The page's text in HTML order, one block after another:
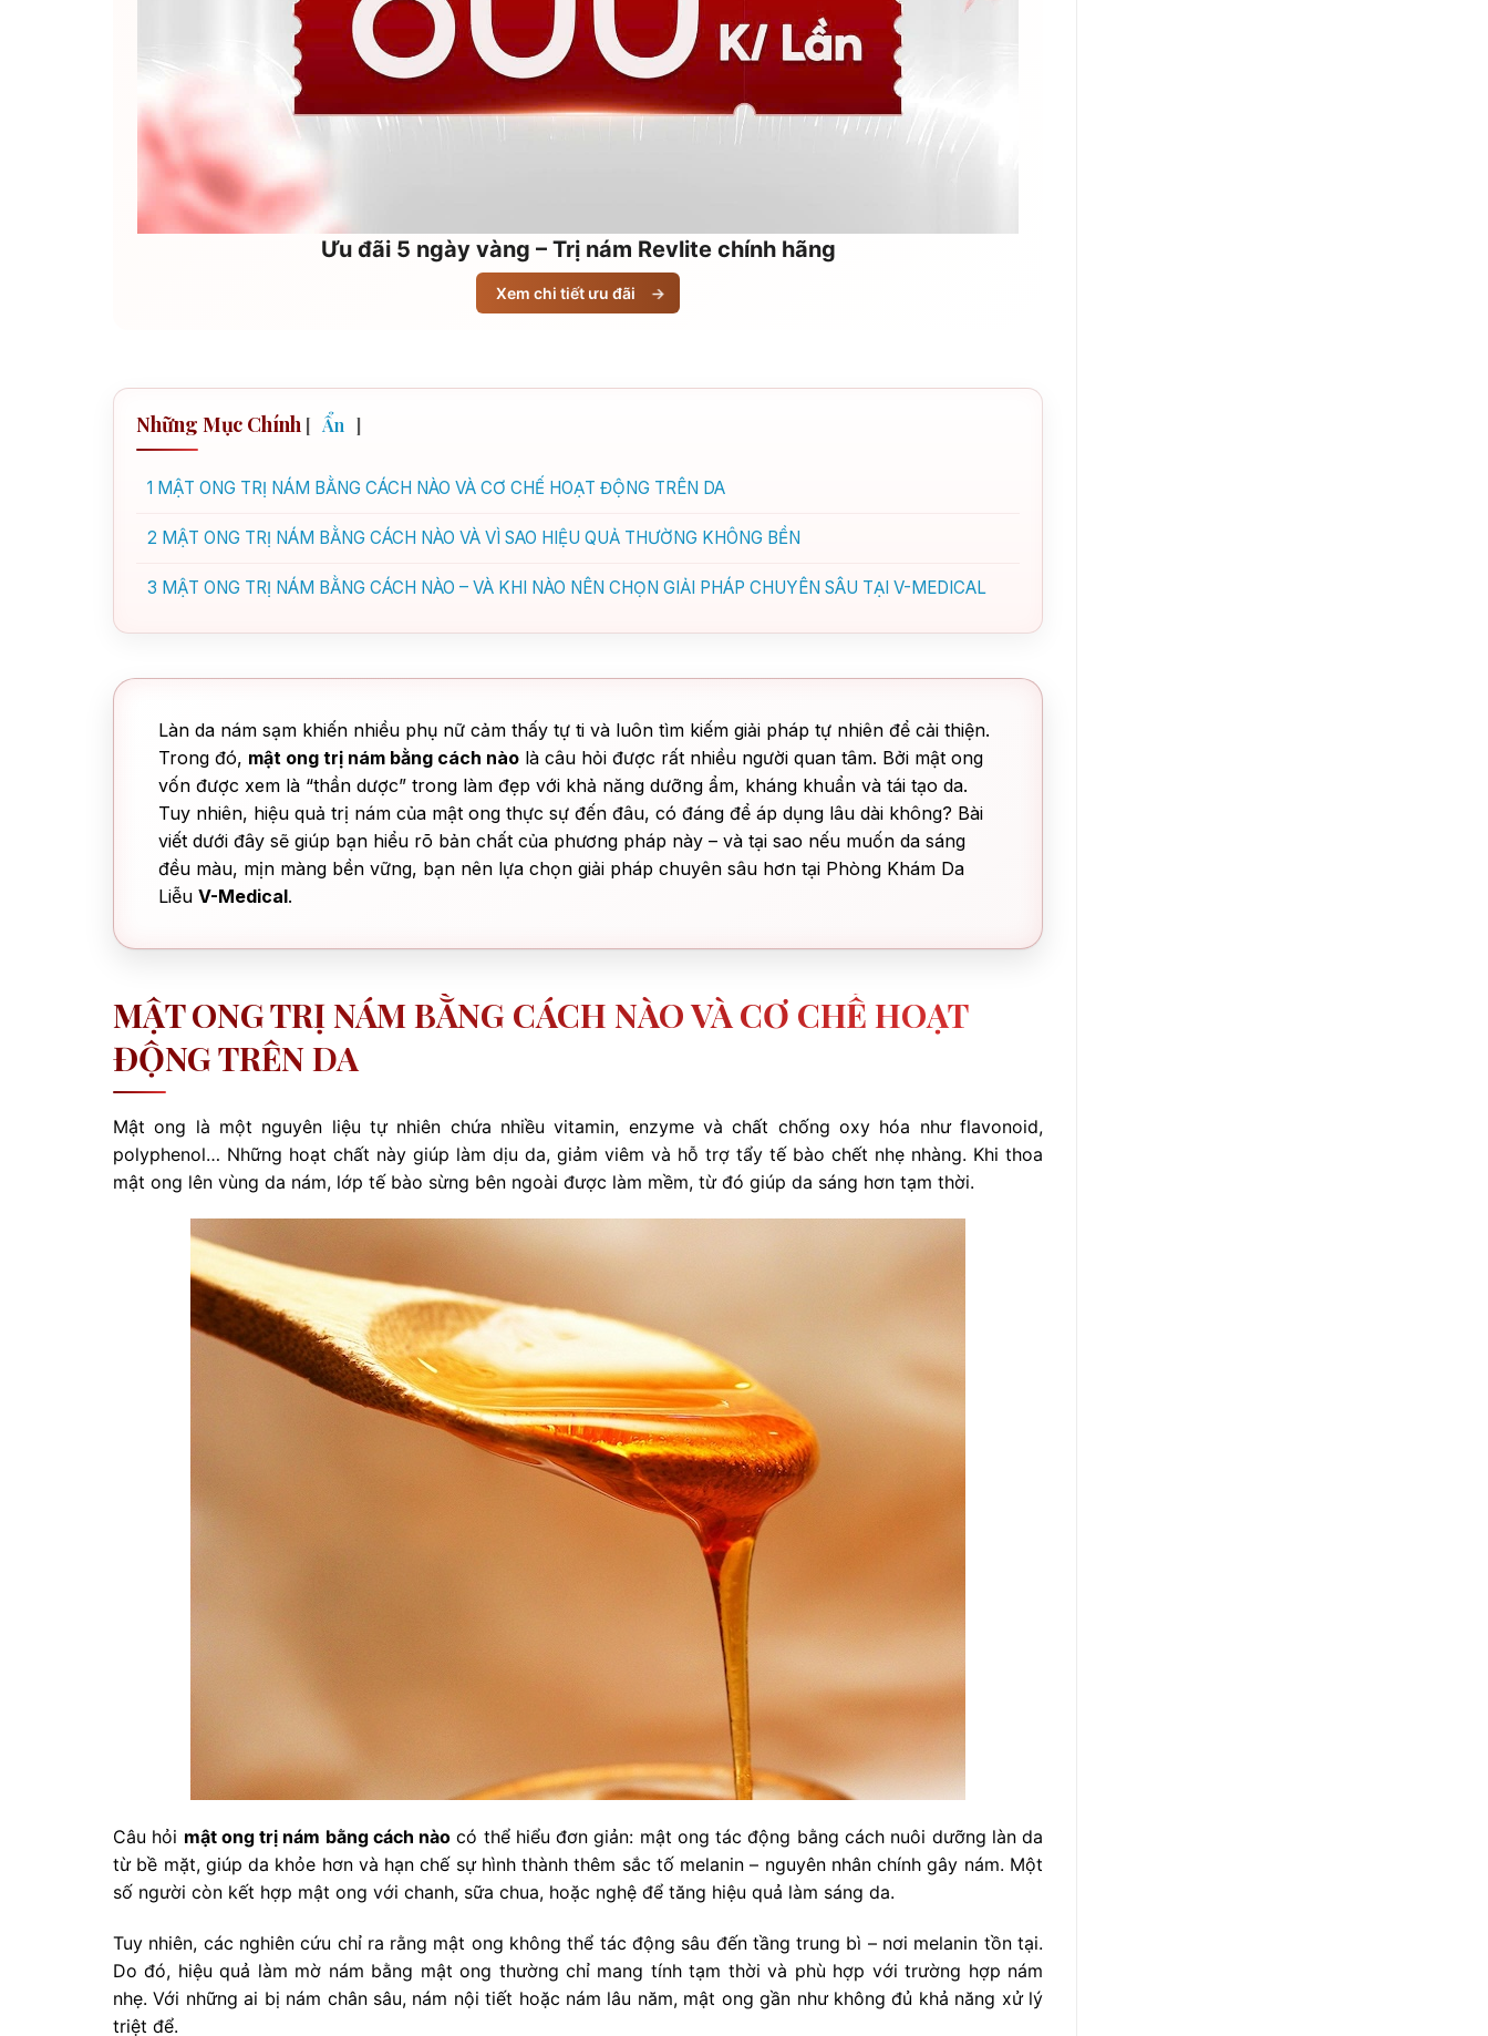
Ưu đãi 5 ngày vàng – Trị nám Revlite chính hãng
Xem chi tiết ưu đãi →
Những Mục Chính [ Ẩn ]
1 MẬT ONG TRỊ NÁM BẰNG CÁCH NÀO VÀ CƠ CHẾ HOẠT ĐỘNG TRÊN DA
2 MẬT ONG TRỊ NÁM BẰNG CÁCH NÀO VÀ VÌ SAO HIỆU QUẢ THƯỜNG KHÔNG BỀN
3 MẬT ONG TRỊ NÁM BẰNG CÁCH NÀO – VÀ KHI NÀO NÊN CHỌN GIẢI PHÁP CHUYÊN SÂU TẠI V-MEDICAL
Làn da nám sạm khiến nhiều phụ nữ cảm thấy tự ti và luôn tìm kiếm giải pháp tự nhiên để cải thiện.
Trong đó, mật ong trị nám bằng cách nào là câu hỏi được rất nhiều người quan tâm. Bởi mật ong
vốn được xem là “thần dược” trong làm đẹp với khả năng dưỡng ẩm, kháng khuẩn và tái tạo da.
Tuy nhiên, hiệu quả trị nám của mật ong thực sự đến đâu, có đáng để áp dụng lâu dài không? Bài
viết dưới đây sẽ giúp bạn hiểu rõ bản chất của phương pháp này – và tại sao nếu muốn da sáng
đều màu, mịn màng bền vững, bạn nên lựa chọn giải pháp chuyên sâu hơn tại Phòng Khám Da
Liễu V-Medical.
MẬT ONG TRỊ NÁM BẰNG CÁCH NÀO VÀ CƠ CHẾ HOẠT
ĐỘNG TRÊN DA
Mật ong là một nguyên liệu tự nhiên chứa nhiều vitamin, enzyme và chất chống oxy hóa như flavonoid,
polyphenol… Những hoạt chất này giúp làm dịu da, giảm viêm và hỗ trợ tẩy tế bào chết nhẹ nhàng. Khi thoa
mật ong lên vùng da nám, lớp tế bào sừng bên ngoài được làm mềm, từ đó giúp da sáng hơn tạm thời.
Câu hỏi mật ong trị nám bằng cách nào có thể hiểu đơn giản: mật ong tác động bằng cách nuôi dưỡng làn da
từ bề mặt, giúp da khỏe hơn và hạn chế sự hình thành thêm sắc tố melanin – nguyên nhân chính gây nám. Một
số người còn kết hợp mật ong với chanh, sữa chua, hoặc nghệ để tăng hiệu quả làm sáng da.
Tuy nhiên, các nghiên cứu chỉ ra rằng mật ong không thể tác động sâu đến tầng trung bì – nơi melanin tồn tại.
Do đó, hiệu quả làm mờ nám bằng mật ong thường chỉ mang tính tạm thời và phù hợp với trường hợp nám
nhẹ. Với những ai bị nám chân sâu, nám nội tiết hoặc nám lâu năm, mật ong gần như không đủ khả năng xử lý
triệt để.